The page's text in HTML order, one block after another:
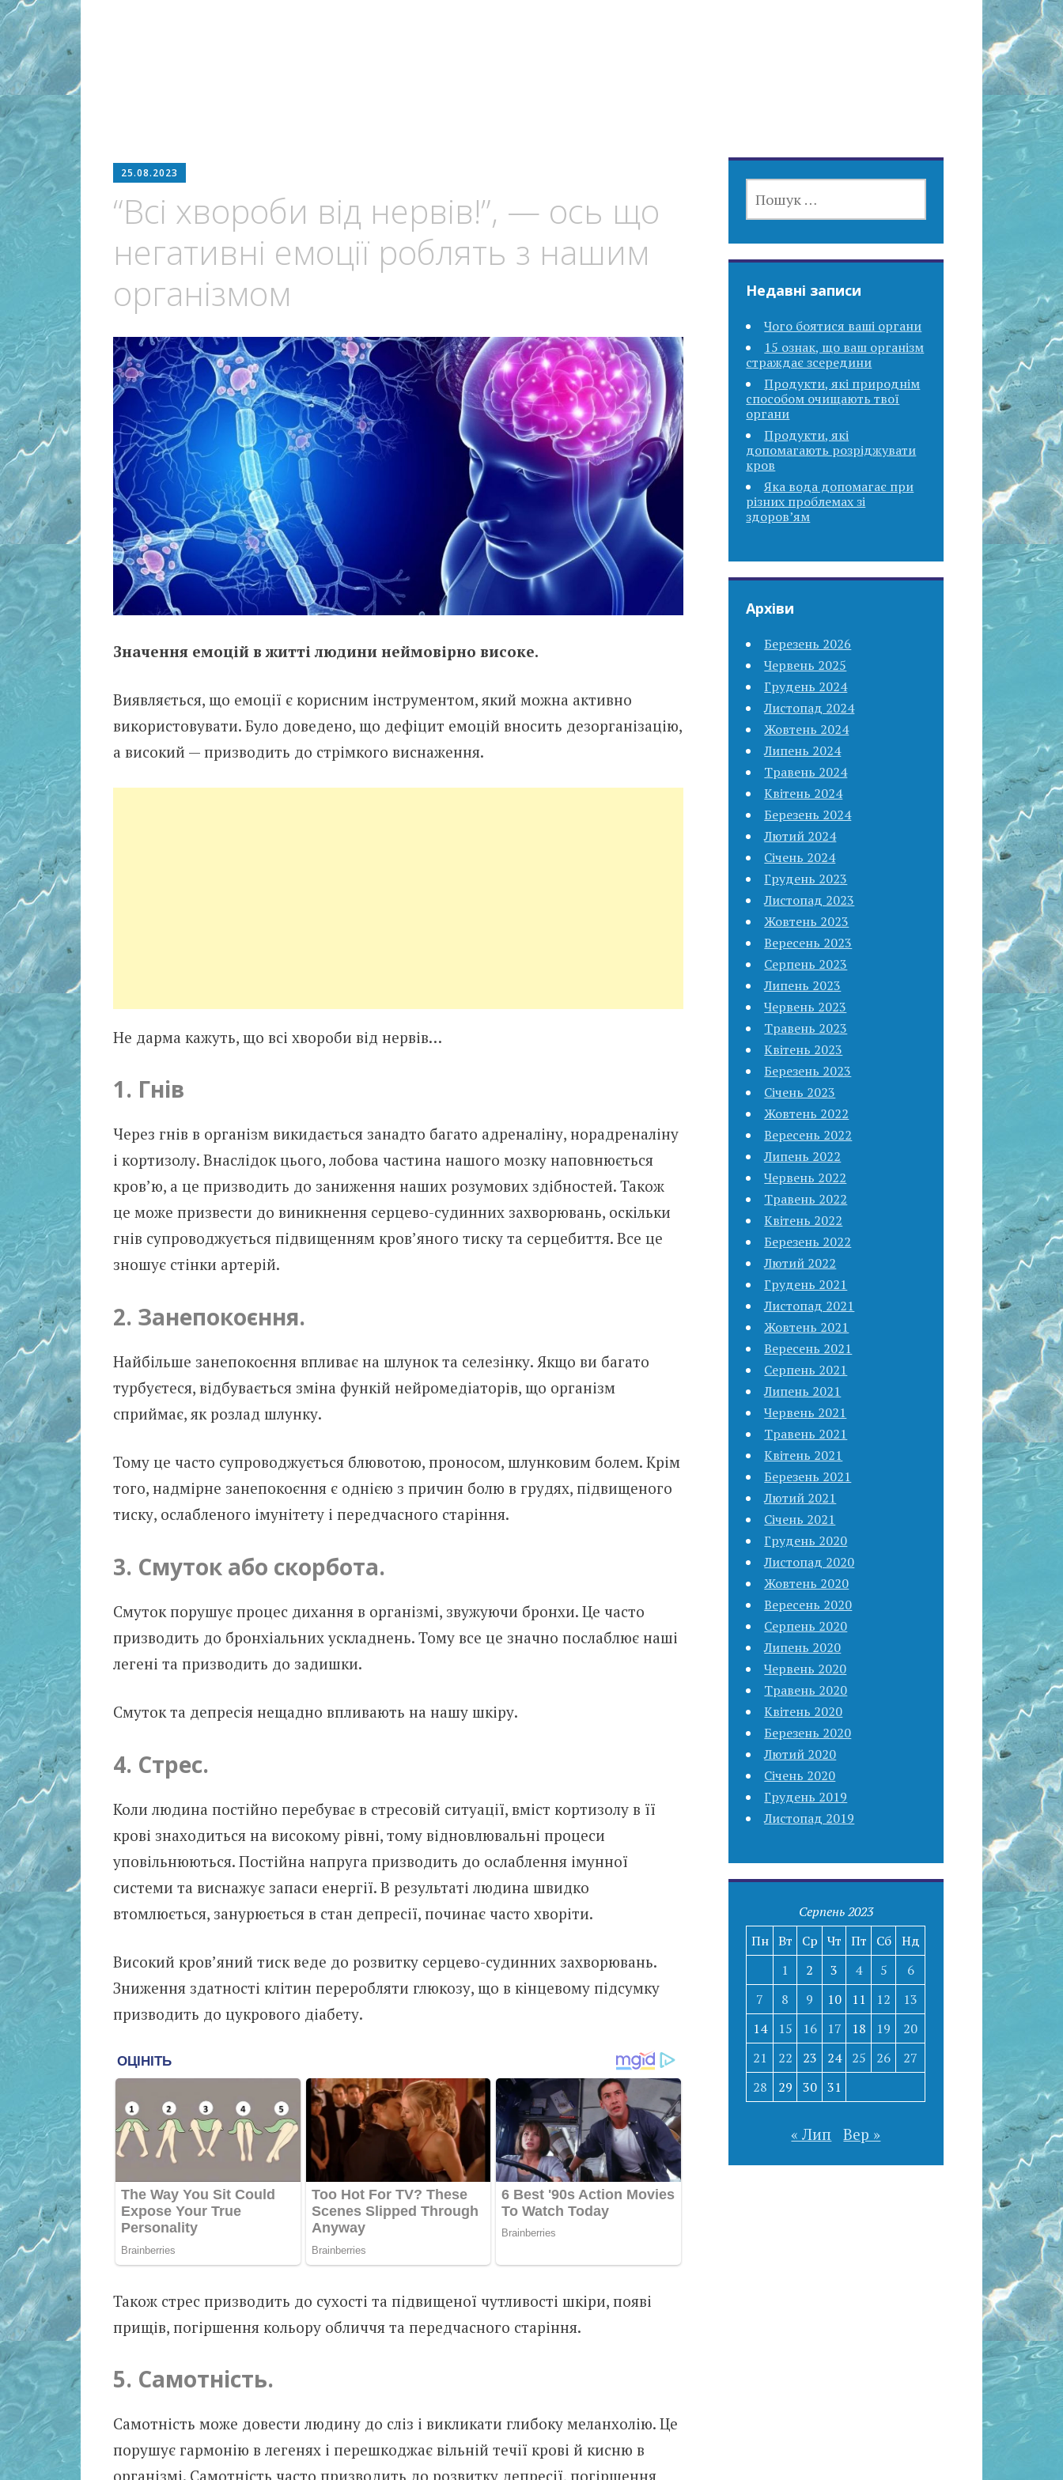
25.08.2023
“Всі хвороби від нервів!”, — ось що
негативні емоції роблять з нашим
організмом
Значення емоцій в житті людини неймовірно високе.
Виявляється, що емоції є корисним інструментом, який можна активно
використовувати. Було доведено, що дефіцит емоцій вносить дезорганізацію,
а високий — призводить до стрімкого виснаження.
Не дарма кажуть, що всі хвороби від нервів…
1. Гнів
Через гнів в організм викидається занадто багато адреналіну, норадреналіну
і кортизолу. Внаслідок цього, лобова частина нашого мозку наповнюється
кров’ю, а це призводить до заниження наших розумових здібностей. Також
це може призвести до виникнення серцево-судинних захворювань, оскільки
гнів супроводжується підвищенням кров’яного тиску та серцебиття. Все це
зношує стінки артерій.
2. Занепокоєння.
Найбільше занепокоєння впливає на шлунок та селезінку. Якщо ви багато
турбуєтеся, відбувається зміна функій нейромедіаторів, що організм
сприймає, як розлад шлунку.
Тому це часто супроводжується блювотою, проносом, шлунковим болем. Крім
того, надмірне занепокоєння є однією з причин болю в грудях, підвищеного
тиску, ослабленого імунітету і передчасного старіння.
3. Смуток або скорбота.
Смуток порушує процес дихання в організмі, звужуючи бронхи. Це часто
призводить до бронхіальних ускладнень. Тому все це значно послаблює наші
легені та призводить до задишки.
Смуток та депресія нещадно впливають на нашу шкіру.
4. Стрес.
Коли людина постійно перебуває в стресовій ситуації, вміст кортизолу в її
крові знаходиться на високому рівні, тому відновлювальні процеси
уповільнюються. Постійна напруга призводить до ослаблення імунної
системи та виснажує запаси енергії. В результаті людина швидко
втомлюється, занурюється в стан депресії, починає часто хворіти.
Високий кров’яний тиск веде до розвитку серцево-судинних захворювань.
Зниження здатності клітин переробляти глюкозу, що в кінцевому підсумку
призводить до цукрового діабету.
Також стрес призводить до сухості та підвищеної чутливості шкіри, появі
прищів, погіршення кольору обличчя та передчасного старіння.
5. Самотність.
Самотність може довести людину до сліз і викликати глибоку меланхолію. Це
порушує гармонію в легенях і перешкоджає вільній течії крові й кисню в
організмі. Самотність часто призводить до розвитку депресії, погіршення
Недавні записи
Чого боятися ваші органи
15 ознак, що ваш організм
страждає зсередини
Продукти, які природнім
способом очищають твої
органи
Продукти, які
допомагають розріджувати
кров
Яка вода допомагає при
різних проблемах зі
здоров’ям
Архіви
Березень 2026
Червень 2025
Грудень 2024
Листопад 2024
Жовтень 2024
Липень 2024
Травень 2024
Квітень 2024
Березень 2024
Лютий 2024
Січень 2024
Грудень 2023
Листопад 2023
Жовтень 2023
Вересень 2023
Серпень 2023
Липень 2023
Червень 2023
Травень 2023
Квітень 2023
Березень 2023
Січень 2023
Жовтень 2022
Вересень 2022
Липень 2022
Червень 2022
Травень 2022
Квітень 2022
Березень 2022
Лютий 2022
Грудень 2021
Листопад 2021
Жовтень 2021
Вересень 2021
Серпень 2021
Липень 2021
Червень 2021
Травень 2021
Квітень 2021
Березень 2021
Лютий 2021
Січень 2021
Грудень 2020
Листопад 2020
Жовтень 2020
Вересень 2020
Серпень 2020
Липень 2020
Червень 2020
Травень 2020
Квітень 2020
Березень 2020
Лютий 2020
Січень 2020
Грудень 2019
Листопад 2019
Серпень 2023
Пн Вт Ср Чт Пт Сб Нд
1
2 3 4 5
6
7
8 9 10 11 12
13
14
15 16 17 18 19
20
21
22 23 24 25 26
27
28
29 30 31
« Лип Вер »